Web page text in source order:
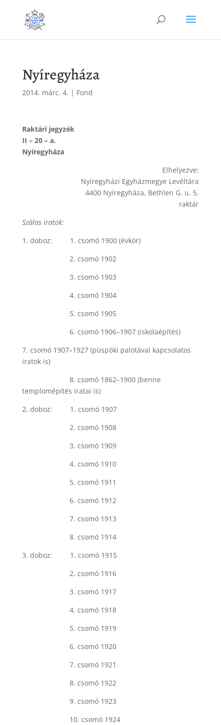
Nyíregyháza
2014. márc. 4. | Fond
Raktári jegyzék
II – 20 – a.
Nyíregyháza
Elhelyezve:
Nyíregyházi Egyházmegye Levéltára
4400 Nyíregyháza, Bethlen G. u. 5.
raktár
Szálas iratok:
1. doboz: 1. csomó 1900 (évkör)
2. csomó 1902
3. csomó 1903
4. csomó 1904
5. csomó 1905
6. csomó 1906–1907 (iskolaépítés)
7. csomó 1907–1927 (püspöki palotával kapcsolatos
iratok is)
8. csomó 1862–1900 (benne
templomépítés iratai is)
2. doboz: 1. csomó 1907
2. csomó 1908
3. csomó 1909
4. csomó 1910
5. csomó 1911
6. csomó 1912
7. csomó 1913
8. csomó 1914
3. doboz: 1. csomó 1915
2. csomó 1916
3. csomó 1917
4. csomó 1918
5. csomó 1919
6. csomó 1920
7. csomó 1921
8. csomó 1922
9. csomó 1923
10. csomó 1924